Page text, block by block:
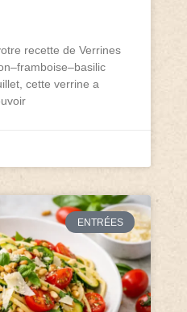
recette de Verrines
cette verrine a
ENTRÉES